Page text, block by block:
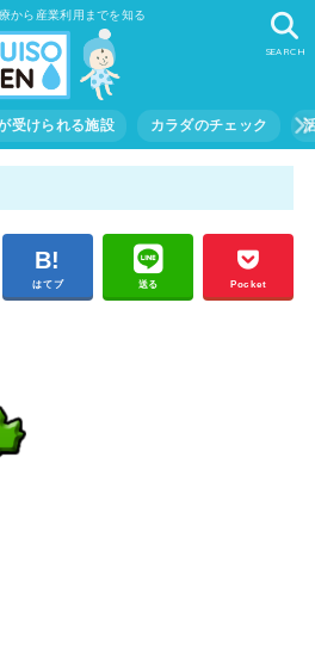
から産業利用までを知る
SEARCH
受けられる施設 カラダのチェック
はてブ 送る Pocket